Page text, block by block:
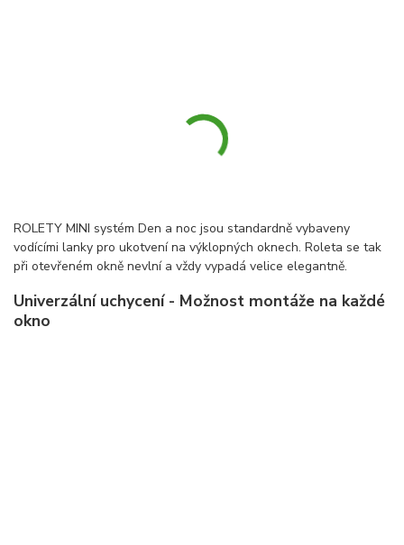
ROLETY MINI systém Den a noc jsou standardně vybaveny
vodícími lanky pro ukotvení na výklopných oknech. Roleta se tak
při otevřeném okně nevlní a vždy vypadá velice elegantně.
Univerzální uchycení - Možnost montáže na každé
okno